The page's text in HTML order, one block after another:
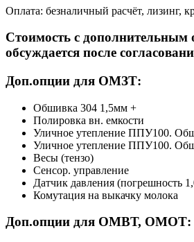
Оплата: безналичный расчёт, лизинг,
Стоимость с дополнительным
обсуждается после
Доп.опции для ОМЗТ:
Обшивка 304 1,5мм +
Полировка вн. емкости
Уличное утепление ППУ100.
Уличное утепление ППУ100.
Весы (тензо)
Сенсор. управление
Датчик давления (погрешность
Комутация на выкачку молока
Доп.опции для ОМВТ, ОМОТ: